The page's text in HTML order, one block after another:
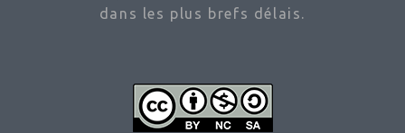
dans les plus brefs délais.